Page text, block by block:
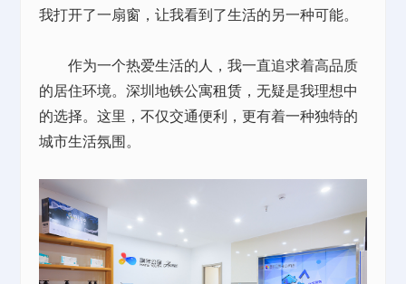
我打开了一扇窗，让我看到了生活的另一种可能。
作为一个热爱生活的人，我一直追求着高品质
的居住环境。深圳地铁公寓租赁 ，无疑是我理想中
的选择。这里，不仅交通便利，更有着一种独特的
城市生活氛围。